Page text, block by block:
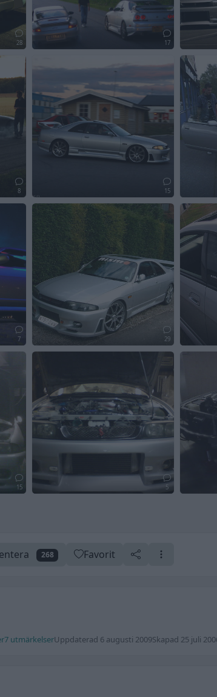
28 17
8 15
7 29
15 5
268 Favorit
7 utmärkelserUppdaterad 6 augusti 2009Skapad 25 juli